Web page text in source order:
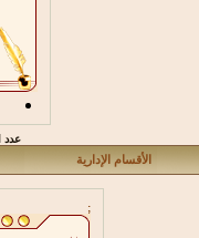
عدد
الأقسام الإدارية
;